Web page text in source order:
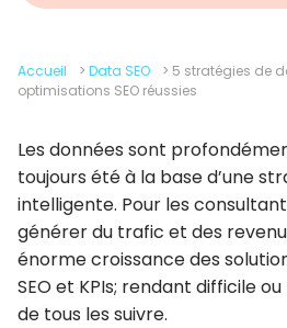
Accueil > Data SEO > 5 stratégies de
optimisations SEO réussies
Les données sont
toujours été à la base d’une
intelligente. Pour les
générer du trafic et des
énorme croissance des
SEO et KPIs; rendant difficile
de tous les suivre.